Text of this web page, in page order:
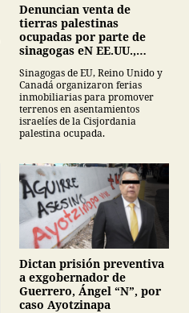
Denuncian venta de
tierras palestinas
ocupadas por parte de
sinagogas eN EE.UU.,
Sinagogas de EU, Reino Unido y
Canadá organizaron ferias
inmobiliarias para promover
terrenos en asentamientos
israelíes de la Cisjordania
palestina ocupada.
Dictan prisión preventiva
a exgobernador de
Guerrero, Ángel “N”, por
caso Ayotzinapa